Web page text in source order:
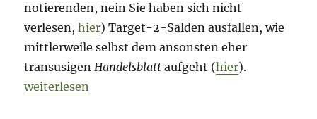
notierenden, nein Sie haben sich nicht
verlesen,hier) Target-2-Salden ausfallen, wie
mittlerweile selbst dem ansonsten eher
transusigenHandelsblatt aufgeht (hier).
„Morning Briefing – 8. Juni 2018 – Argentinien //
weiterlesen